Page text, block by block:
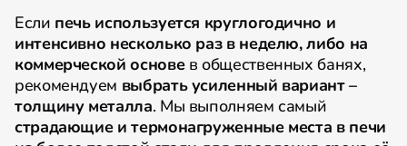
Если печь используется круглогодично и
интенсивно несколько раз в неделю, либо на
коммерческой основев общественных банях,
рекомендуем выбрать усиленный вариант –
толщину металла. Мы выполняем самый
страдающие и термонагруженные места в печи